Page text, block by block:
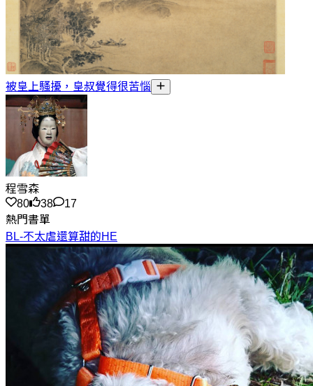
被皇上騷擾，皇叔覺得很苦惱
程雪森
80
38
17
熱門書單
BL-不太虐還算甜的HE